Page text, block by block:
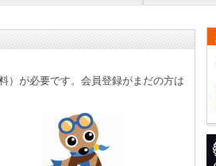
）が必要です。会員登録がまだの方は